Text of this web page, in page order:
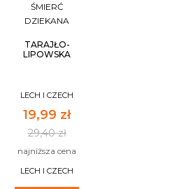
ŚMIERĆ
DZIEKANA
TARAJŁO-
LIPOWSKA
LECH I CZECH
19,99 zł
29,40 zł
najniższa cena
LECH I CZECH